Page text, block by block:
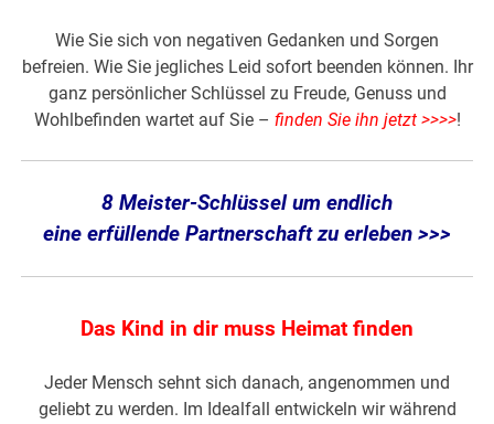
Wie Sie sich von negativen Gedanken und Sorgen
befreien. Wie Sie jegliches Leid sofort beenden können. Ihr
ganz persönlicher Schlüssel zu Freude, Genuss und
Wohlbefinden wartet auf Sie – finden Sie ihn jetzt >>>>!
8 Meister-Schlüssel um endlich
eine erfüllende Partnerschaft zu erleben >>>
Das Kind in dir muss Heimat finden
Jeder Mensch sehnt sich danach, angenommen und
geliebt zu werden. Im Idealfall entwickeln wir während